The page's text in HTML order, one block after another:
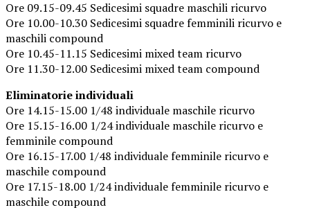
Ore 09.15-09.45 Sedicesimi squadre maschili ricurvo
Ore 10.00-10.30 Sedicesimi squadre femminili ricurvo e
maschili compound
Ore 10.45-11.15 Sedicesimi mixed team ricurvo
Ore 11.30-12.00 Sedicesimi mixed team compound
Eliminatorie individuali
Ore 14.15-15.00 1/48 individuale maschile ricurvo
Ore 15.15-16.00 1/24 individuale maschile ricurvo e
femminile compound
Ore 16.15-17.00 1/48 individuale femminile ricurvo e
maschile compound
Ore 17.15-18.00 1/24 individuale femminile ricurvo e
maschile compound